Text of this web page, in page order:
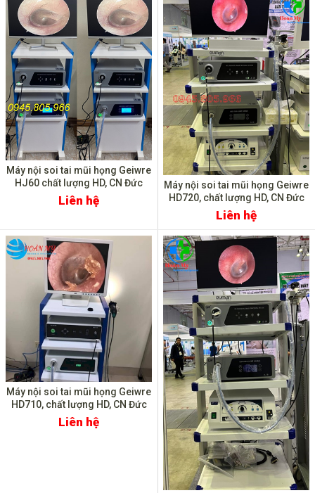
Máy nội soi tai mũi họng Geiwre
HJ60 chất lượng HD, CN Đức
Liên hệ
Máy nội soi tai mũi họng Geiwre
HD720, chất lượng HD, CN Đức
Liên hệ
Máy nội soi tai mũi họng Geiwre
HD710, chất lượng HD, CN Đức
Liên hệ